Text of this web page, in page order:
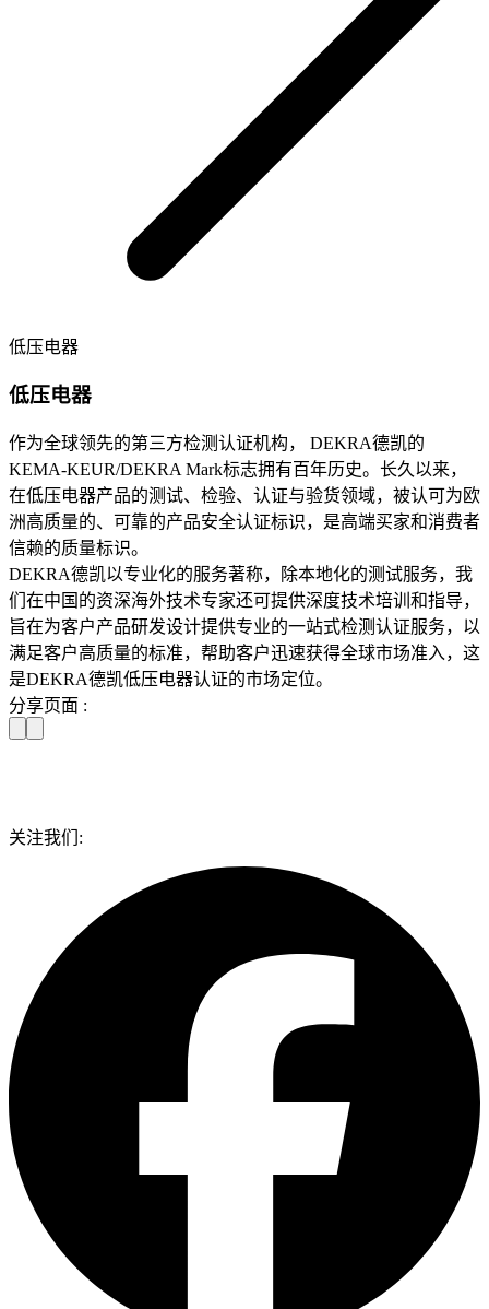
低压电器
低压电器
作为全球领先的第三方检测认证机构， DEKRA德凯的
KEMA-KEUR/DEKRA Mark标志拥有百年历史。长久以来，
在低压电器产品的测试、检验、认证与验货领域，被认可为欧
洲高质量的、可靠的产品安全认证标识，是高端买家和消费者
信赖的质量标识。
DEKRA德凯以专业化的服务著称，除本地化的测试服务，我
们在中国的资深海外技术专家还可提供深度技术培训和指导，
旨在为客户产品研发设计提供专业的一站式检测认证服务，以
满足客户高质量的标准，帮助客户迅速获得全球市场准入，这
是DEKRA德凯低压电器认证的市场定位。
分享页面 :
关注我们: